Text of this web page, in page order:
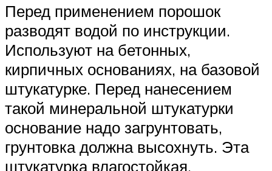
Перед применением порошок
разводят водой по инструкции.
Используют на бетонных,
кирпичных основаниях, на базовой
штукатурке. Перед нанесением
такой минеральной штукатурки
основание надо загрунтовать,
грунтовка должна высохнуть. Эта
штукатурка влагостойкая,